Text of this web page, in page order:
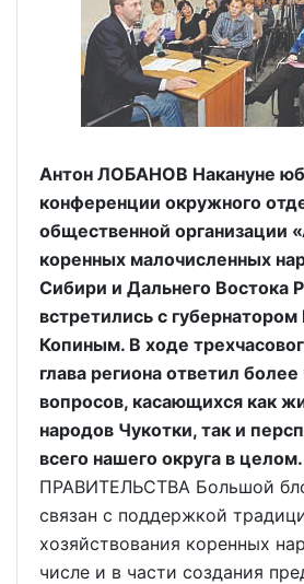
Антон ЛОБАНОВ Накануне
конференции окружного
общественной организации
коренных малочисленных
Сибири и Дальнего Востока
встретились с
Копиным. В ходе
глава региона ответил
вопросов, касающихся как
народов Чукотки, так и
всего нашего округа в целом.
ПРАВИТЕЛЬСТВА Большой
связан с поддержкой
хозяйствования коренных
числе и в части создания